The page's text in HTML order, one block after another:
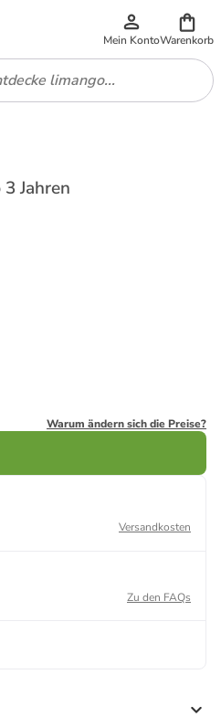
Mein KontoWarenkorb
Jahren
Warum ändern sich die Preise?
Versandkosten
Zu den FAQs